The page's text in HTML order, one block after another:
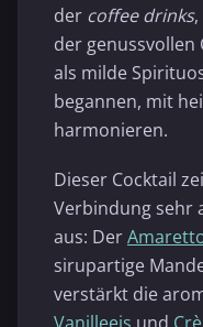
der coffee drinks
der genussvollen
als milde
begannen, mit
harmonieren.
Dieser Cocktail
Verbindung sehr
aus: Der
sirupartige
verstärkt die